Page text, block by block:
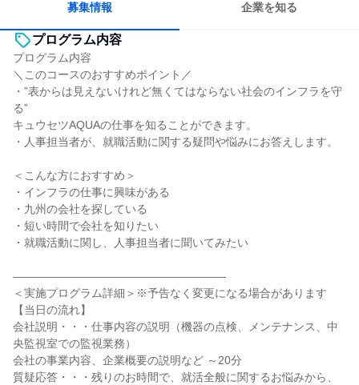
募集情報 企業を知る
プログラム内容
プログラム内容
＼このコースのおすすめポイント／
・”表からは見えないけれど無くてはならない社会のインフラを守
る”
キュウセツAQUAの仕事を知ることができます。
・人事担当者が、就職活動に関する疑問や悩みにお答えします。
＜こんな方におすすめ＞
・インフラの仕事に興味がある
・九州の会社を探している
・短い時間で会社を知りたい
・就職活動に関し、人事担当者に聞いてみたい
―――――――――――――――――――
＜実施プログラム詳細＞※予告なく変更になる場合があります
【当日の流れ】
会社説明・・・仕事内容の説明（機器の点検、メンテナンス、中
央監視室での監視業務）
会社の事業内容、企業概要の説明など ～20分
質疑応答・・・残りのお時間で、就活全般に関するお悩みから、